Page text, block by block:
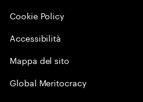
Cookie Policy
Accessibilità
Mappa del sito
Global Meritocracy